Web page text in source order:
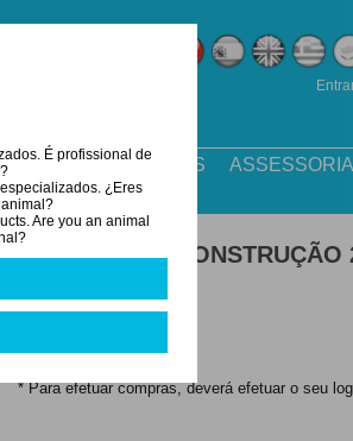
É profissional de
¿Eres
Are you an animal
DESCARGAS
PLACA DE
68.50 €
* Para efetuar compras, deverá efetuar o seu